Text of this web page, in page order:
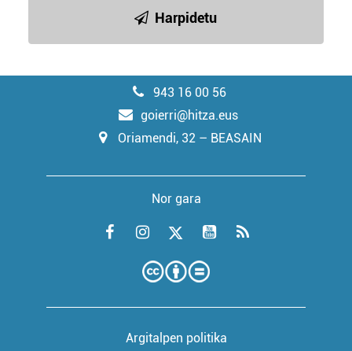
Harpidetu
943 16 00 56
goierri@hitza.eus
Oriamendi, 32 – BEASAIN
Nor gara
Argitalpen politika